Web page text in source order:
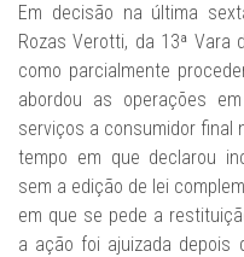
Em decisão na última
Rozas Verotti, da 13ª Vara
como parcialmente
abordou as operações
serviços a consumidor final
tempo em que declarou
sem a edição de lei
em que se pede a
a ação foi ajuizada depois